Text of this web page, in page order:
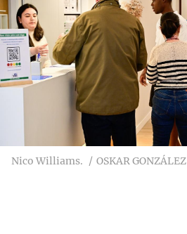
Nico Williams. OSKAR GONZÁLEZ